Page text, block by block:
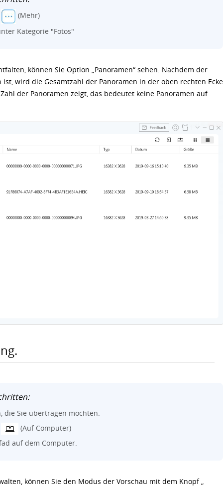
(Mehr)
Kategorie "Fotos"
können Sie Option „Panoramen“ sehen. Nachdem der
ist, wird die Gesamtzahl der Panoramen in der oben rechten Ecke
der Panoramen zeigt, das bedeutet keine Panoramen auf
die Sie übertragen möchten.
(Auf Computer)
auf dem Computer.
können Sie den Modus der Vorschau mit dem Knopf „